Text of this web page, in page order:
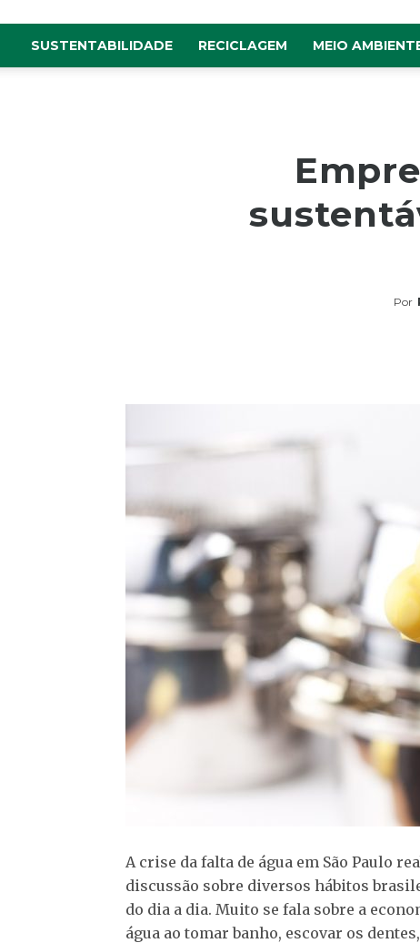
SUSTENTABILIDADE RECICLAGEM MEIO
Por
A crise da falta de água em São Paulo
discussão sobre diversos hábitos
do dia a dia. Muito se fala sobre a
água ao tomar banho, escovar os